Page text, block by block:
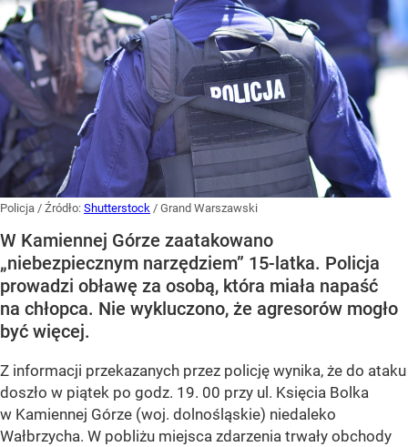
Policja / Źródło: Shutterstock / Grand Warszawski
W Kamiennej Górze zaatakowano
„niebezpiecznym narzędziem” 15-latka. Policja
prowadzi obławę za osobą, która miała napaść
na chłopca. Nie wykluczono, że agresorów mogło
być więcej.
Z informacji przekazanych przez policję wynika, że do ataku
doszło w piątek po godz. 19. 00 przy ul. Księcia Bolka
w Kamiennej Górze (woj. dolnośląskie) niedaleko
Wałbrzycha. W pobliżu miejsca zdarzenia trwały obchody